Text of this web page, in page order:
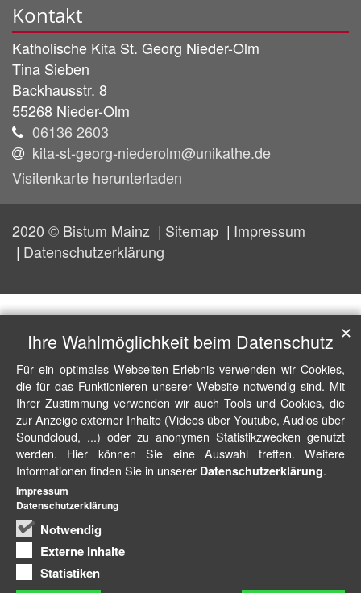
Kontakt
Katholische Kita St. Georg Nieder-Olm
Tina Sieben
Backhausstr. 8
55268 Nieder-Olm
06136 2603
kita-st-georg-niederolm@unikathe.de
Visitenkarte herunterladen
2020 © Bistum Mainz Sitemap
Impressum
Datenschutzerklärung
Ihre Wahlmöglichkeit beim Datenschutz
Für ein optimales Webseiten-Erlebnis verwenden wir Cookies,
die für das Funktionieren unserer Website notwendig sind. Mit
Ihrer Zustimmung verwenden wir auch Tools und Cookies, die
zur Anzeige externer Inhalte (Videos über Youtube, Audios über
Soundcloud, ...) oder zu anonymen Statistikzwecken genutzt
werden. Hier können Sie eine Auswahl treffen. Weitere
Informationen finden Sie in unserer Datenschutzerklärung.
Notwendig
Externe Inhalte
Statistiken
✕
Impressum
Datenschutzerklärung